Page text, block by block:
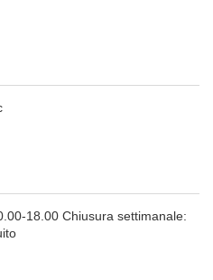
18.00 Chiusura settimanale: